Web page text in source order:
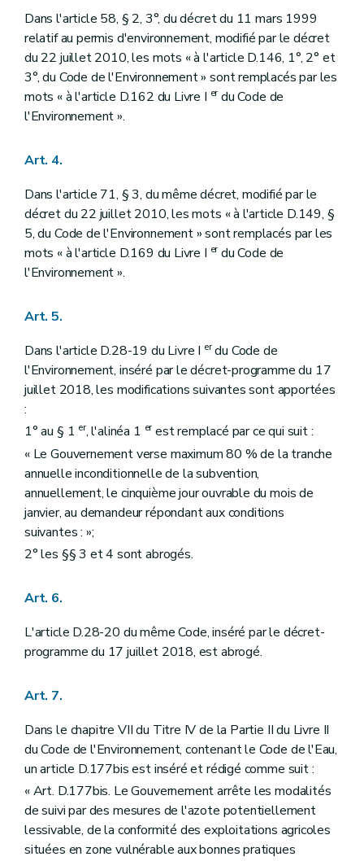
Dans l'article 58, § 2, 3°, du décret du 11 mars 1999
relatif au permis d'environnement, modifié par le décret
du 22 juillet 2010, les mots « à l'article D.146, 1°, 2° et
3°, du Code de l'Environnement » sont remplacés par les
mots « à l'article D.162 du Livre I erdu Code de
l'Environnement ».
Art. 4.
Dans l'article 71, § 3, du même décret, modifié par le
décret du 22 juillet 2010, les mots « à l'article D.149, §
5, du Code de l'Environnement » sont remplacés par les
mots « à l'article D.169 du Livre I erdu Code de
l'Environnement ».
Art. 5.
Dans l'article D.28-19 du Livre I erdu Code de
l'Environnement, inséré par le décret-programme du 17
juillet 2018, les modifications suivantes sont apportées
:
1° au § 1 er, l'alinéa 1 erest remplacé par ce qui suit :
« Le Gouvernement verse maximum 80 % de la tranche
annuelle inconditionnelle de la subvention,
annuellement, le cinquième jour ouvrable du mois de
janvier, au demandeur répondant aux conditions
suivantes : »;
2° les §§ 3 et 4 sont abrogés.
Art. 6.
L'article D.28-20 du même Code, inséré par le décret-
programme du 17 juillet 2018, est abrogé.
Art. 7.
Dans le chapitre VII du Titre IV de la Partie II du Livre II
du Code de l'Environnement, contenant le Code de l'Eau,
un article D.177bis est inséré et rédigé comme suit :
« Art. D.177bis. Le Gouvernement arrête les modalités
de suivi par des mesures de l'azote potentiellement
lessivable, de la conformité des exploitations agricoles
situées en zone vulnérable aux bonnes pratiques